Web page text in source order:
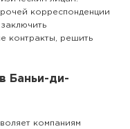
корреспонденции
контракты, решить
Баньи-ди-
компаниям